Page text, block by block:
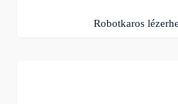
Robotkaros